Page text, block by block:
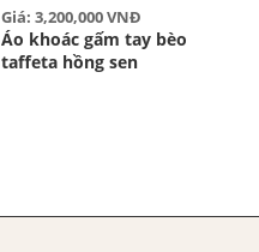
Giá: 3,200,000 VNĐ
Áo khoác gấm tay bèo
taffeta hồng sen